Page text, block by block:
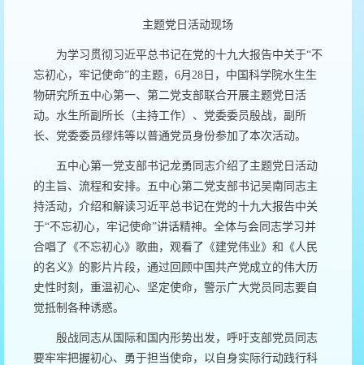
主题党日活动现场
为学习贯彻习近平总书记在党的十九大报告中关于“不
忘初心，牢记使命”的主题， 6月 28 日，中国科学院水生生
物研究所五中心第一、第二党支部联合开展主题党日活
动。水生所副所长（主持工作）、党委委员殷战，副所
长、党委委员缪炜等以普通党员身份参加了本次活动。
五中心第一党支部书记龙勇同志介绍了主题党日活动
的主旨、流程和安排。五中心第二党支部书记吴南同志主
持活动，介绍和解读习近平总书记在党的十九大报告中关
于“不忘初心，牢记使命”讲话精神。全体与会同志学习并
合唱了《不忘初心》歌曲，观看了《建党伟业》和《人民
的名义》的影片片段，通过回顾中国共产党成立的伟大历
史性时刻，重温初心、坚定使命，警示广大党员同志要自
觉抵制各种诱惑。
殷战同志从国际和国内形势出发，呼吁支部党员同志
要牢牢把握初心、勇于担当使命，以自身实际行动践行科